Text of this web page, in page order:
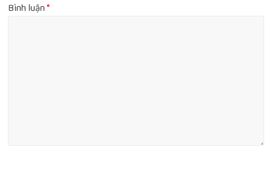
Bình luận*